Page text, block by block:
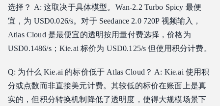
选择？ A: 这取决于具体模型。Wan-2.2 Turbo Spicy 最便
宜，为 USD0.026/s。对于 Seedance 2.0 720P 视频输入，
Atlas Cloud 是最便宜的透明按用量付费选择，价格为
USD0.1486/s；Kie.ai 标价为 USD0.125/s 但使用积分计费。
Q: 为什么 Kie.ai 的标价低于 Atlas Cloud？ A: Kie.ai 使用积
分或点数而非直接美元计费。其较低的标价在账面上是真
实的，但积分转换机制降低了透明度，使得大规模场景下